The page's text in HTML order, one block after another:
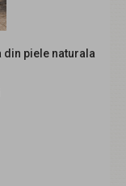
3 cm Su..
din piele naturala